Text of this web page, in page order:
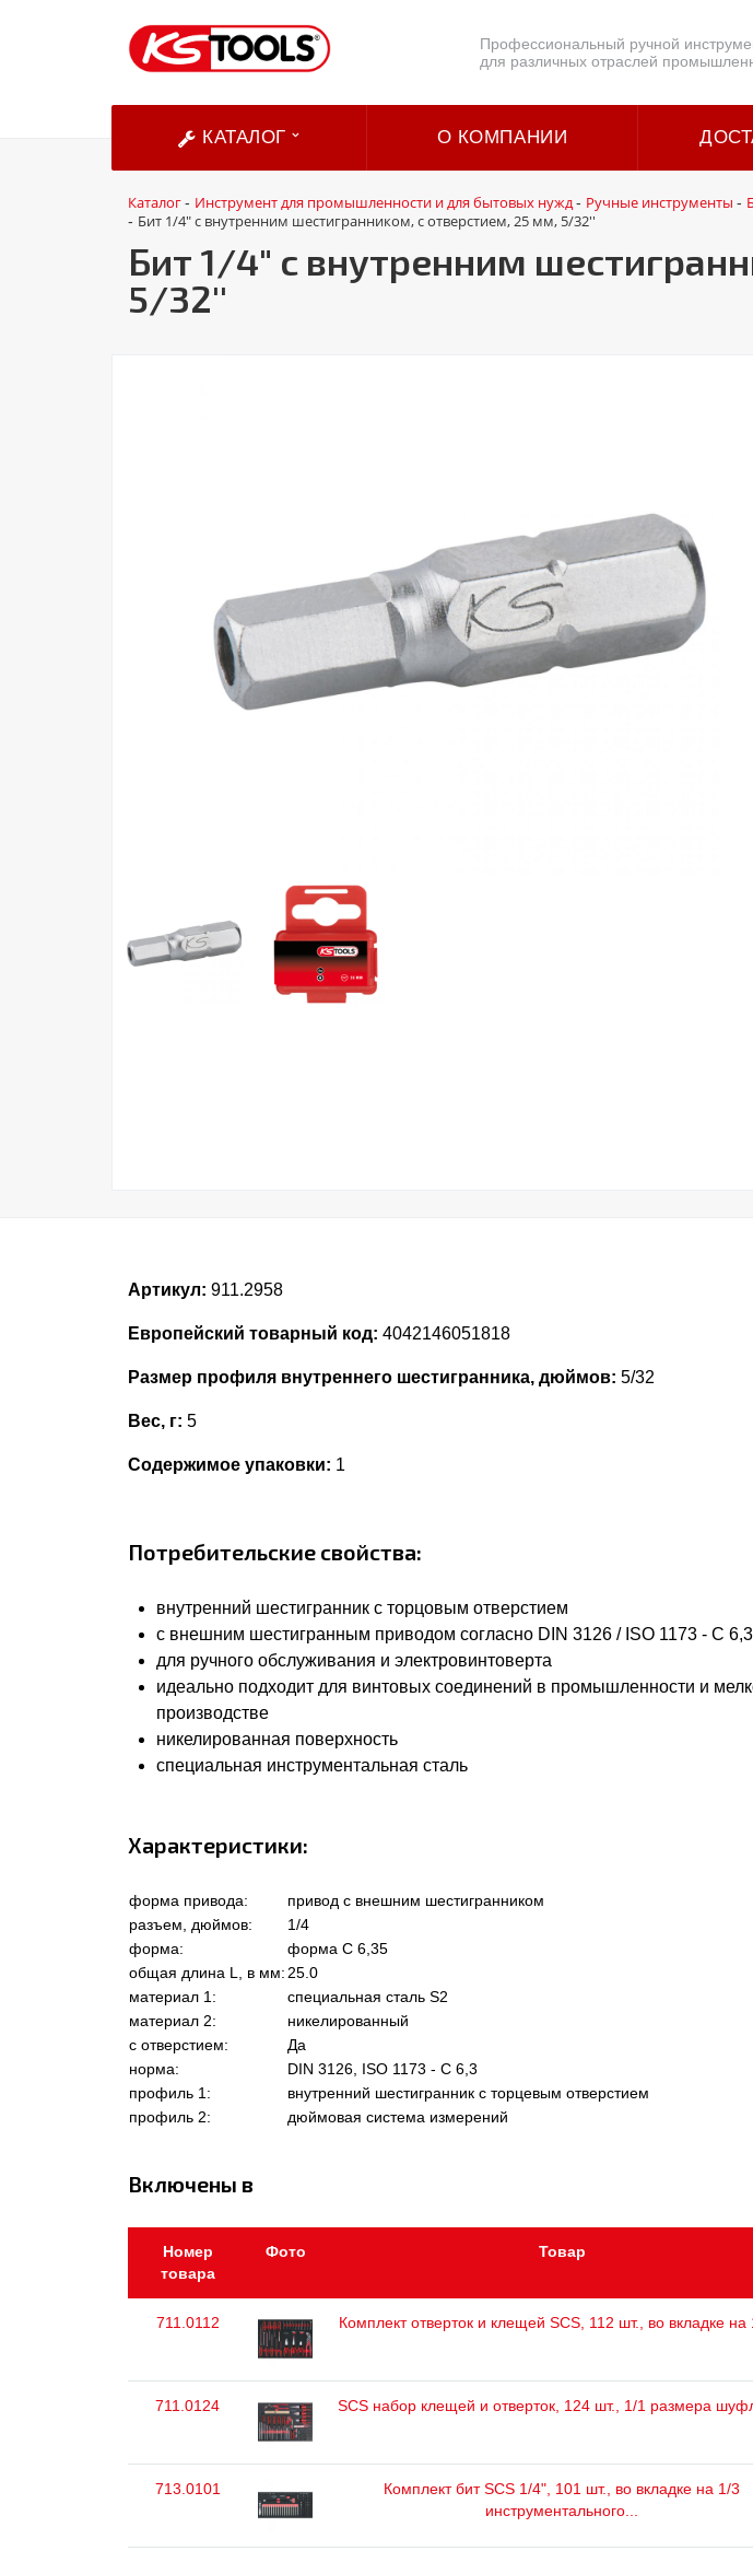
Профессиональный ручной
для различных отраслей
КАТАЛОГ О КОМПАНИИ
Каталог- Инструмент для промышленности и для бытовых нужд- Ручные инструменты -
- Бит 1/4" с внутренним шестигранником, с отверстием, 25 мм, 5/32''
Бит 1/4" с внутренним
5/32''
Артикул: 911.2958
Европейский товарный код: 4042146051818
Размер профиля внутреннего шестигранника, дюймов: 5/32
Вес, г: 5
Содержимое упаковки: 1
Потребительские свойства:
внутренний шестигранник с торцовым отверстием
с внешним шестигранным приводом согласно DIN 3126 / ISO 1173 - C 6,3
для ручного обслуживания и электровинтоверта
идеально подходит для винтовых соединений в промышленности и
производстве
никелированная поверхность
специальная инструментальная сталь
Характеристики:
форма привода:
привод с внешним шестигранником
разъем, дюймов:
1/4
форма:
форма C 6,35
общая длина L, в мм: 25.0
материал 1:
специальная сталь S2
материал 2:
никелированный
с отверстием:
Да
норма:
DIN 3126, ISO 1173 - C 6,3
профиль 1:
внутренний шестигранник с торцевым отверстием
профиль 2:
дюймовая система измерений
Включены в
Номер
товара
Фото Товар
711.0112 Комплект отверток и клещей SCS, 112 шт., во вкладке на
711.0124 SCS набор клещей и отверток, 124 шт., 1/1 размера
713.0101
Комплект бит SCS 1/4", 101 шт., во вкладке на 1/3
инструментального...